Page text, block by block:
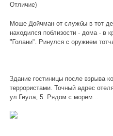
Отличие)
Моше Дойчман от службы в тот
находился поблизости - дома - в
"Голани". Ринулся с оружием
Здание гостиницы после взрыва
террористами. Точный адрес
ул.Геула, 5. Рядом с морем...